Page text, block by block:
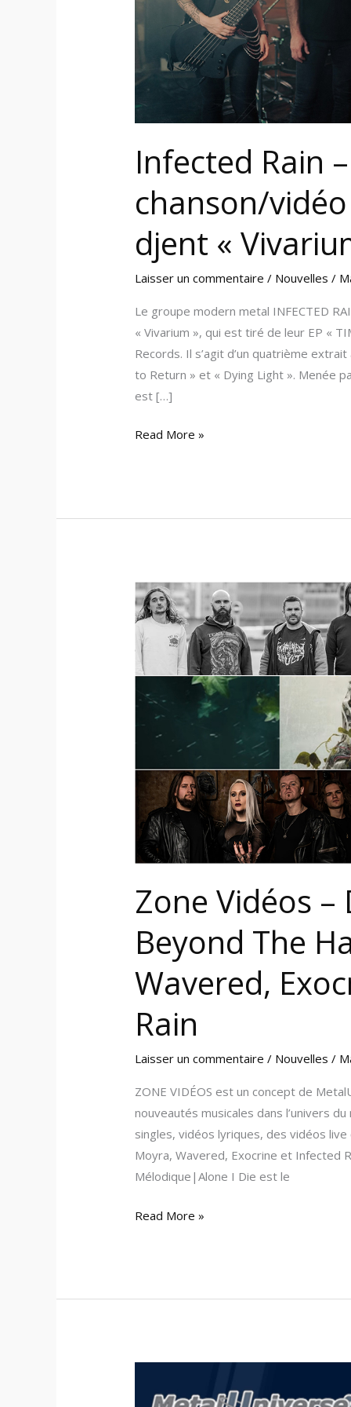
Infected Rain
chanson/
djent «
Laisser un commentaire / Nouvelles /
Le groupe modern metal INFECTED
« Vivarium », qui est tiré de leur EP «
Records. Il s’agit d’un quatrième
to Return » et « Dying Light ». Menée
est […]
djent
« Vivarium »
écoute
Read More »
Zone Vidéos
Beyond The
Wavered,
Rain
Laisser un commentaire / Nouvelles /
ZONE VIDÉOS est un concept de
nouveautés musicales dans l’univers
singles, vidéos lyriques, des vidéos
Moyra, Wavered, Exocrine et Infected
Mélodique|Alone I Die est le
Zone
Vidéos
–
Des
nouveautés
de
Beyond
Moyra,
Wavered,
Exocrine
et
Infected
Rain
Read More »